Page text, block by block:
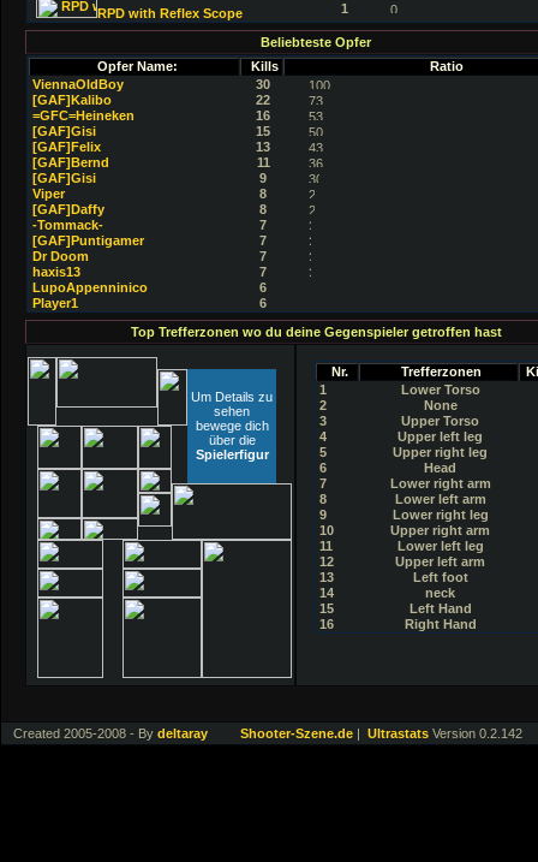
RPD with Reflex Scope 1
Beliebteste Opfer
Opfer Name:
Kills
Ratio
ViennaOldBoy
30
[GAF]Kalibo
22
=GFC=Heineken
16
[GAF]Gisi
15
[GAF]Felix
13
[GAF]Bernd
11
[GAF]Gisi
9
Viper
8
[GAF]Daffy
8
-Tommack-
7
[GAF]Puntigamer
7
Dr Doom
7
haxis13
7
LupoAppenninico
6
Player1
6
Top Trefferzonen wo du deine Gegenspieler getroffen hast
Um Details zu
sehen
bewege dich
über die
Spielerfigur
Nr. Trefferzonen
1
Lower Torso
2
None
3
Upper Torso
4
Upper left leg
5
Upper right leg
6
Head
7
Lower right arm
8
Lower left arm
9
Lower right leg
10
Upper right arm
11
Lower left leg
12
Upper left arm
13
Left foot
14
neck
15
Left Hand
16
Right Hand
Created 2005-2008 - By deltaray Shooter-Szene.de| UltrastatsVersion 0.2.142